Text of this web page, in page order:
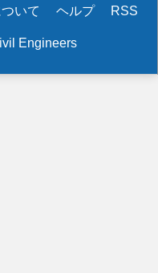
いて ヘルプ RSS
Engineers